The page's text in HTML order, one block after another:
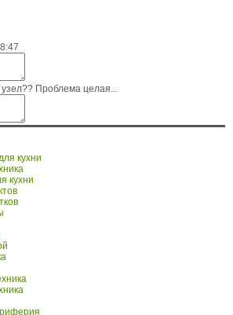
узел?? Проблема целая...
кухни
кухни